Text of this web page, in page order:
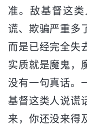
准。敌基督这
谎、欺骗严重多
而是已经完全失
实质就是魔鬼，
没有一句真话。
基督这类人说谎
来，你还没来得